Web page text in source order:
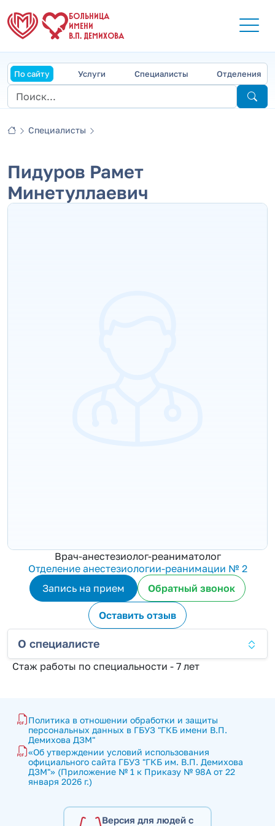
БОЛЬНИЦА
ИМЕНИ
В.П. ДЕМИХОВА
По сайту Услуги Специалисты Отделения
Специалисты
Пидуров Рамет
Минетуллаевич
Врач-анестезиолог-реаниматолог
Отделение анестезиологии-реанимации № 2
Запись на прием
Обратный звонок
Оставить отзыв
О специалисте
Стаж работы по специальности - 7 лет
Политика в отношении обработки и защиты
персональных данных в ГБУЗ "ГКБ имени В.П.
Демихова ДЗМ"
«Об утверждении условий использования
официального сайта ГБУЗ "ГКБ им. В.П. Демихова
ДЗМ"» (Приложение № 1 к Приказу № 98А от 22
января 2026 г.)
Версия для людей с